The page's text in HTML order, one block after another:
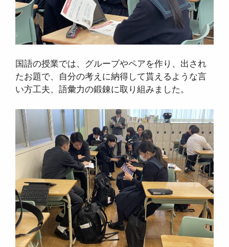
国語の授業では、グループやペアを作り、出され
たお題で、自分の考えに納得して貰えるような言
い方工夫、語彙力の鍛錬に取り組みました。